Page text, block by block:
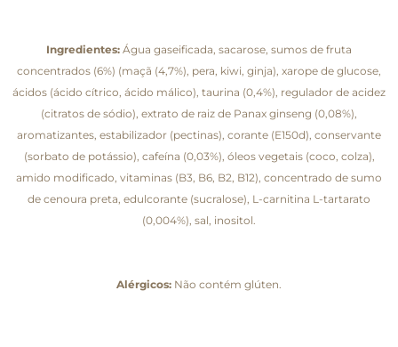
Ingredientes: Água gaseificada, sacarose, sumos de fruta
concentrados (6%) (maçã (4,7%), pera, kiwi, ginja), xarope de glucose,
ácidos (ácido cítrico, ácido málico), taurina (0,4%), regulador de acidez
(citratos de sódio), extrato de raiz de Panax ginseng (0,08%),
aromatizantes, estabilizador (pectinas), corante (E150d), conservante
(sorbato de potássio), cafeína (0,03%), óleos vegetais (coco, colza),
amido modificado, vitaminas (B3, B6, B2, B12), concentrado de sumo
de cenoura preta, edulcorante (sucralose), L-carnitina L-tartarato
(0,004%), sal, inositol.
Alérgicos: Não contém glúten.